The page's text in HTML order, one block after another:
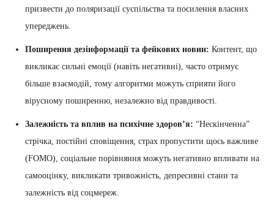
призвести до поляризації суспільства та посилення власних
упереджень.
Поширення дезінформації та фейкових новин: Контент, що
викликає сильні емоції (навіть негативні), часто отримує
більше взаємодій, тому алгоритми можуть сприяти його
вірусному поширенню, незалежно від правдивості.
Залежність та вплив на психічне здоров’я: “Нескінченна”
стрічка, постійні сповіщення, страх пропустити щось важливе
(FOMO), соціальне порівняння можуть негативно впливати на
самооцінку, викликати тривожність, депресивні стани та
залежність від соцмереж.